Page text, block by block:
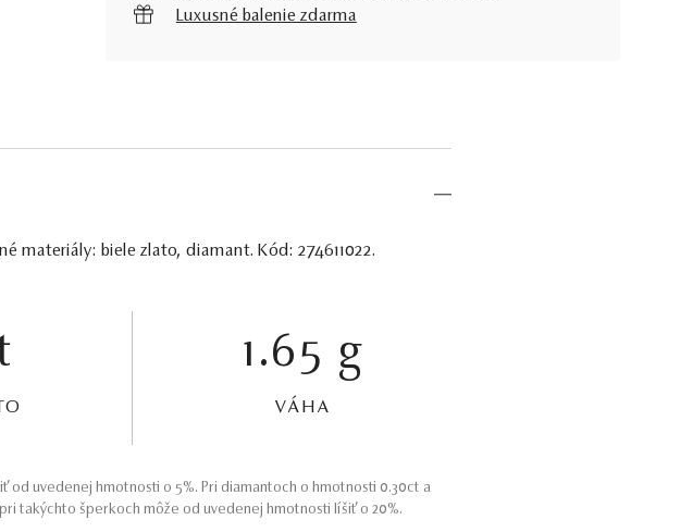
Luxusné balenie zdarma
materiály: biele zlato, diamant. Kód: 274611022.
1.65 g
VÁHA
uvedenej hmotnosti o 5%. Pri diamantoch o hmotnosti 0.30ct a
takýchto šperkoch môže od uvedenej hmotnosti líšiť o 20%.